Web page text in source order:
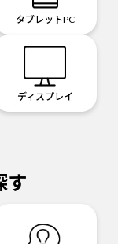
タブレットPC
ディスプレイ
す